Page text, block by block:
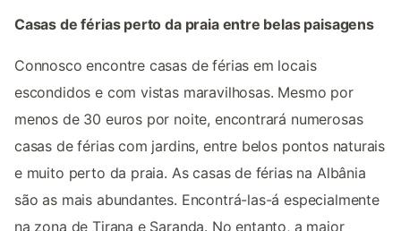
Casas de férias perto da praia entre belas paisagens
Connosco encontre casas de férias em locais
escondidos e com vistas maravilhosas. Mesmo por
menos de 30 euros por noite, encontrará numerosas
casas de férias com jardins, entre belos pontos naturais
e muito perto da praia. As casas de férias na Albânia
são as mais abundantes. Encontrá-las-á especialmente
na zona de Tirana e Saranda. No entanto, a maior